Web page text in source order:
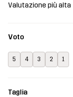
Valutazione più alta
Voto
5 4 3 2 1
Taglia